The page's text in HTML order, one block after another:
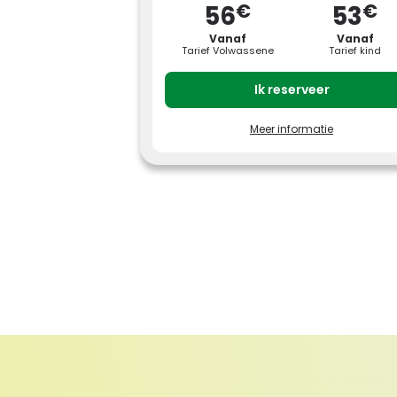
56€
Vanaf
Tarief Volwassene
53€
Vanaf
Tarief kind
Ik reserveer
Profiteer van speciale tarieven door je
Tarief Volwassene (12 jaar en ouder):
Meer informatie